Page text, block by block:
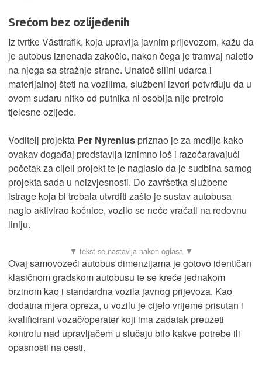
Srećom bez ozlijeđenih
Iz tvrtke Västtrafik, koja upravlja javnim prijevozom, kažu da
je autobus iznenada zakočio, nakon čega je tramvaj naletio
na njega sa stražnje strane. Unatoč silini udarca i
materijalnoj šteti na vozilima, službeni izvori potvrđuju da u
ovom sudaru nitko od putnika ni osoblja nije pretrpio
tjelesne ozljede.
Voditelj projekta Per Nyrenius priznao je za medije kako
ovakav događaj predstavlja iznimno loš i razočaravajući
početak za cijeli projekt te je naglasio da je sudbina samog
projekta sada u neizvjesnosti. Do završetka službene
istrage koja bi trebala utvrditi zašto je sustav autobusa
naglo aktivirao kočnice, vozilo se neće vraćati na redovnu
liniju.
Ovaj samovozeći autobus dimenzijama je gotovo identičan
klasičnom gradskom autobusu te se kreće jednakom
brzinom kao i standardna vozila javnog prijevoza. Kao
dodatna mjera opreza, u vozilu je cijelo vrijeme prisutan i
kvalificirani vozač/operater koji ima zadatak preuzeti
kontrolu nad upravljačem u slučaju bilo kakve potrebe ili
opasnosti na cesti.